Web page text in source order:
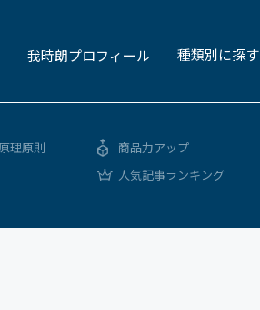
我時朗プロフィール 種類別に探す
理原則
商品力アップ
人気記事ランキング